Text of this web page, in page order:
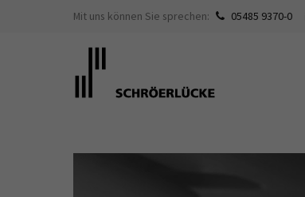
Mit uns können Sie sprechen: 05485 9370-0